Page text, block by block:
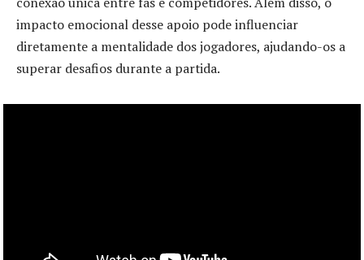
impacto emocional desse apoio pode influenciar
diretamente a mentalidade dos jogadores, ajudando-os a
superar desafios durante a partida.